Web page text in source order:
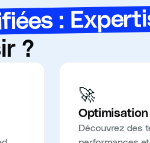
:
?
🚀
Découvrez des